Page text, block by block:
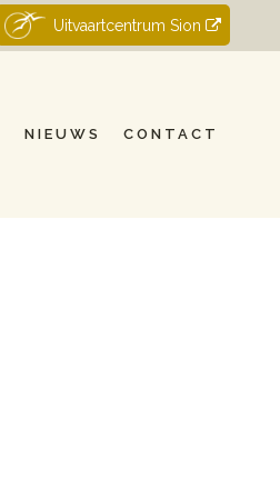
Uitvaartcentrum Sion
NIEUWS CONTACT